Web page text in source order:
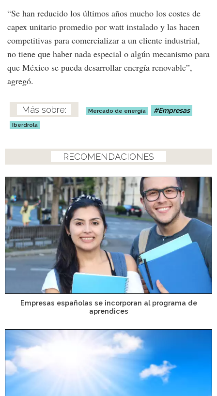
“Se han reducido los últimos años mucho los costes de
capex unitario promedio por watt instalado y las hacen
competitivas para comercializar a un cliente industrial,
no tiene que haber nada especial o algún mecanismo para
que México se pueda desarrollar energía renovable”,
agregó.
Mercado de energía Empresas
Iberdrola
RECOMENDACIONES
Empresas españolas se incorporan al programa de
aprendices